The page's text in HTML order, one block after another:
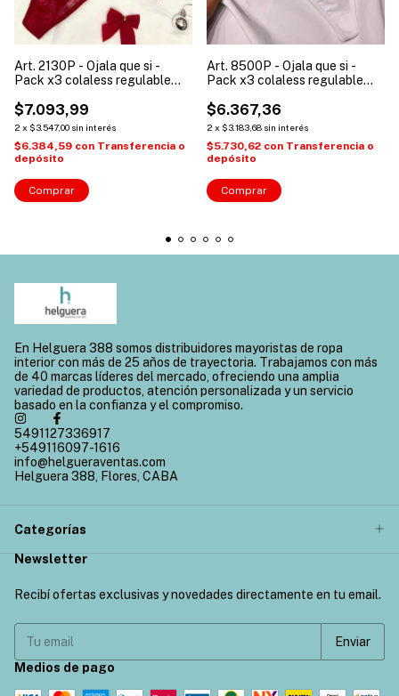
Art. 2130P - Ojala que si -
Pack x3 colaless regulable
$7.093,99
2 x $3.547,00 sin interés
$6.384,59 con Transferencia o
depósito
Comprar
Art. 8500P - Ojala que si -
Pack x3 colaless regulable
$6.367,36
2 x $3.183,68 sin interés
$5.730,62 con Transferencia o
depósito
Comprar
En Helguera 388 somos distribuidores mayoristas de ropa
interior con más de 25 años de trayectoria. Trabajamos con más
de 40 marcas líderes del mercado, ofreciendo una amplia
variedad de productos, atención personalizada y un servicio
basado en la confianza y el compromiso.
5491127336917
+549116097-1616
info@helgueraventas.com
Helguera 388, Flores, CABA
Categorías
Newsletter
Recibí ofertas exclusivas y novedades directamente en tu email.
Medios de pago